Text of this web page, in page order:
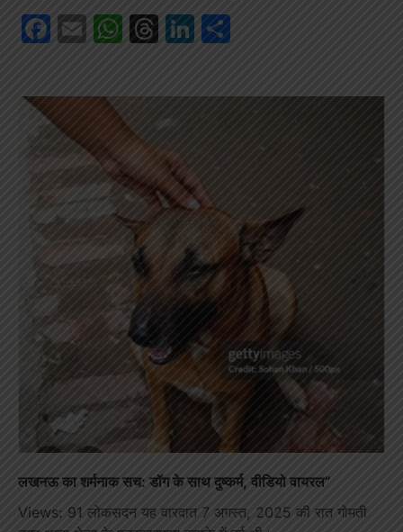
Facebook
EmailWhatsApp
Threads
LinkedIn
लखनऊ का शर्मनाक सच: डॉग के साथ दुष्कर्म, वीडियो वायरल”
Views: 91 लोकसदन यह वारदात 7 अगस्त, 2025 की रात गोमती